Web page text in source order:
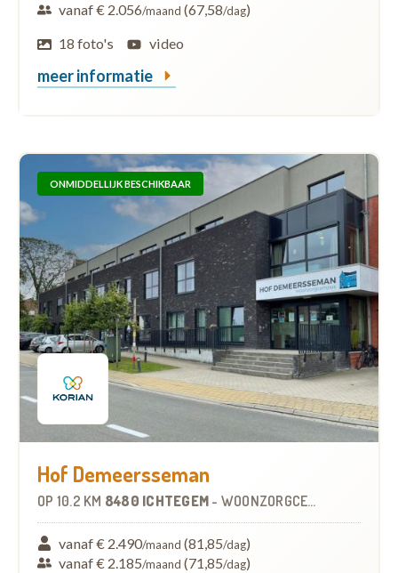
vanaf € 2.056/maand (67,58/dag)
18 foto's
video
meer informatie
ONMIDDELLIJK BESCHIKBAAR
Hof Demeersseman
OP 10.2 KM 8480 ICHTEGEM - WOONZORGCENTRUM (WZC)
vanaf € 2.490/maand (81,85/dag)
vanaf € 2.185/maand (71,85/dag)